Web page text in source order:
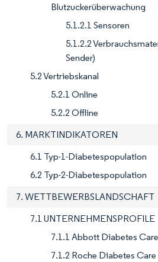
Blutzuckerüberwachung
5.1.2.1 Sensoren
5.1.2.2
Sender)
5.2 Vertriebskanal
5.2.1 Online
5.2.2 Offline
6. MARKTINDIKATOREN
6.1 Typ-1-Diabetespopulation
6.2 Typ-2-Diabetespopulation
7. WETTBEWERBSLANDSCHAFT
7.1 UNTERNEHMENSPROFILE
7.1.1 Abbott Diabetes Care
7.1.2 Roche Diabetes Care